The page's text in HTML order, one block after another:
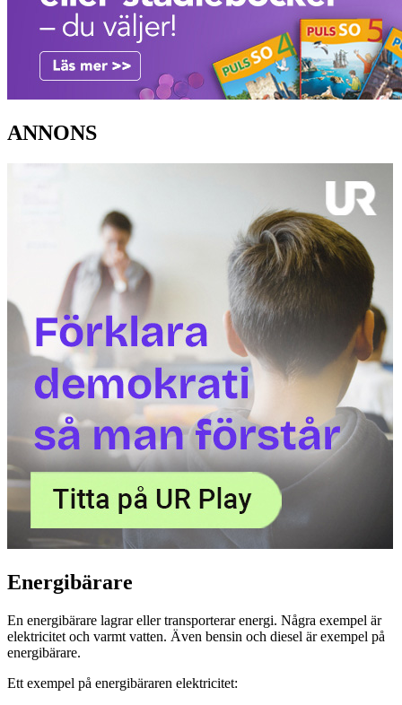
ANNONS
Energibärare
En energibärare lagrar eller transporterar energi. Några exempel är
elektricitet och varmt vatten. Även bensin och diesel är exempel på
energibärare.
Ett exempel på energibäraren elektricitet: